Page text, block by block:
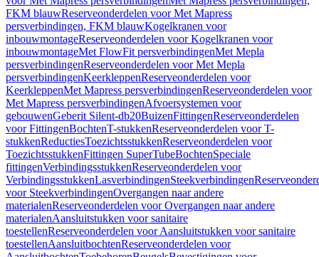
FKM blauwReserveonderdelen voor Met Mapress
persverbindingen, FKM blauwKogelkranen voor
inbouwmontageReserveonderdelen voor Kogelkranen voor
inbouwmontageMet FlowFit persverbindingenMet Mepla
persverbindingenReserveonderdelen voor Met Mepla
persverbindingenKeerkleppenReserveonderdelen voor
KeerkleppenMet Mapress persverbindingenReserveonderdelen voor
Met Mapress persverbindingenAfvoersystemen voor
gebouwenGeberit Silent-db20BuizenFittingenReserveonderdelen
voor FittingenBochtenT-stukkenReserveonderdelen voor T-
stukkenReductiesToezichtsstukkenReserveonderdelen voor
ToezichtsstukkenFittingen SuperTubeBochtenSpeciale
fittingenVerbindingsstukkenReserveonderdelen voor
VerbindingsstukkenLasverbindingenSteekverbindingen
voor SteekverbindingenOvergangen naar andere
materialenReserveonderdelen voor Overgangen naar andere
materialenAansluitstukken voor sanitaire
toestellenReserveonderdelen voor Aansluitstukken voor sanitaire
toestellenAansluitbochtenReserveonderdelen voor